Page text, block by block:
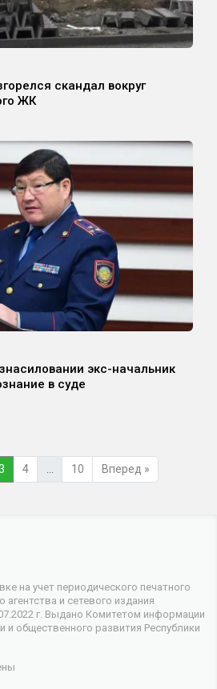
скандал вокруг
ЖК
экс-начальник
в суде
4 10 Вперед »
на учет периодического печатного
и сетевого издания
г. Выдано Комитетом информации
общественного развития Республики